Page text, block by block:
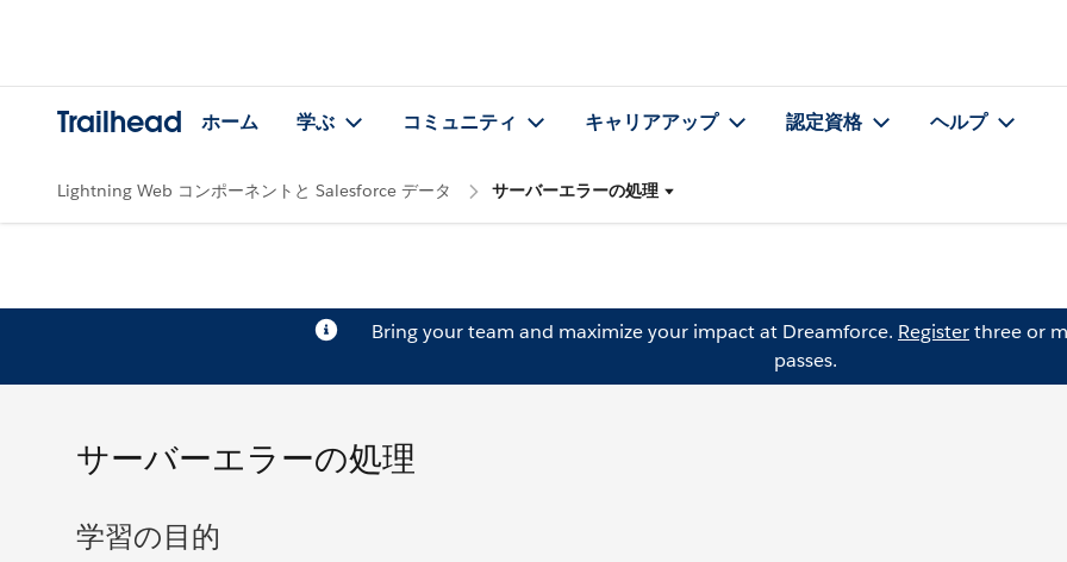
Trailhead ホーム 学ぶ コミュニティ キャリアアップ 認定資格 ヘルプ
Lightning Web コンポーネントと Salesforce データ サーバーエラーの処理
Bring your team and maximize your impact at Dreamforce. Registerthree or
passes.
サーバーエラーの処理
学習の目的